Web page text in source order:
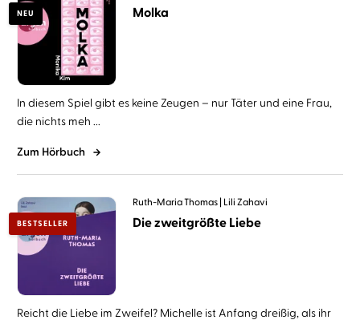
NEU Molka
In diesem Spiel gibt es keine Zeugen – nur Täter und eine Frau,
die nichts meh ...
Zum Hörbuch
BESTSELLER
Ruth-Maria Thomas Lili Zahavi
Die zweitgrößte Liebe
Reicht die Liebe im Zweifel? Michelle ist Anfang dreißig, als ihr